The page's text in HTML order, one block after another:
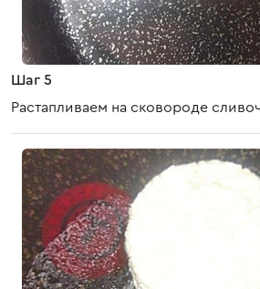
Шаг 5
Растапливаем на сковороде